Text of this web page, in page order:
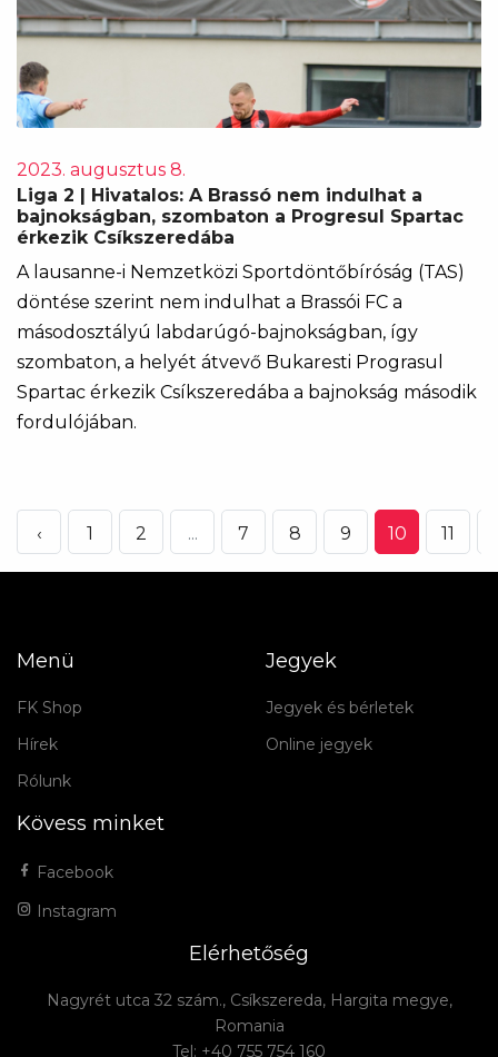
2023. augusztus 8.
Liga 2 | Hivatalos: A Brassó nem indulhat a
bajnokságban, szombaton a Progresul Spartac
érkezik Csíkszeredába
A lausanne-i Nemzetközi Sportdöntőbíróság (TAS)
döntése szerint nem indulhat a Brassói FC a
másodosztályú labdarúgó-bajnokságban, így
szombaton, a helyét átvevő Bukaresti Prograsul
Spartac érkezik Csíkszeredába a bajnokság második
fordulójában.
‹ 1 2 ... 7 8 9 10 11
Menü
FK Shop
Hírek
Rólunk
Jegyek
Jegyek és bérletek
Online jegyek
Kövess minket
Facebook
Instagram
Elérhetőség
Nagyrét utca 32 szám., Csíkszereda, Hargita megye,
Romania
Tel: +40 755 754 160